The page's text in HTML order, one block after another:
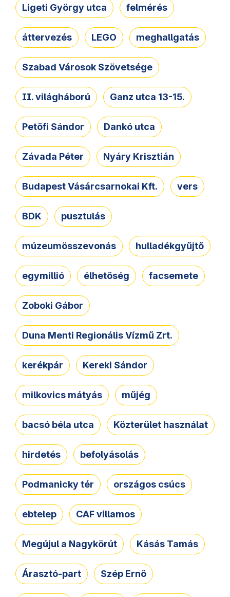
Ligeti György utca felmérés
áttervezés LEGO meghallgatás
Szabad Városok Szövetsége
II. világháború Ganz utca 13-15.
Petőfi Sándor Dankó utca
Závada Péter Nyáry Krisztián
Budapest Vásárcsarnokai Kft. vers
BDK pusztulás
múzeumösszevonás hulladékgyűjtő
egymillió élhetőség facsemete
Zoboki Gábor
Duna Menti Regionális Vízmű Zrt.
kerékpár Kereki Sándor
milkovics mátyás műjég
bacsó béla utca Közterület használat
hirdetés befolyásolás
Podmanicky tér országos csúcs
ebtelep CAF villamos
Megújul a Nagykörút Kásás Tamás
Árasztó-part Szép Ernő